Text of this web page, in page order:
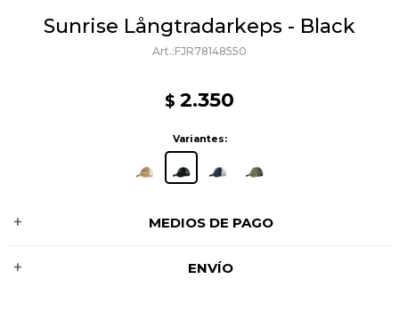
Sunrise Långtradarkeps - Black
FJR78148550
$ 2.350
Variantes:
MEDIOS DE PAGO
ENVÍO